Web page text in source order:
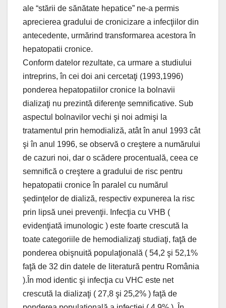
ale “stării de sănătate hepatice” ne-a permis
aprecierea gradului de cronicizare a infecţiilor din
antecedente, urmărind transformarea acestora în
hepatopatii cronice.
Conform datelor rezultate, ca urmare a studiului
intreprins, în cei doi ani cercetaţi (1993,1996)
ponderea hepatopatiilor cronice la bolnavii
dializaţi nu prezintă diferenţe semnificative. Sub
aspectul bolnavilor vechi şi noi admişi la
tratamentul prin hemodializă, atât în anul 1993 cât
şi în anul 1996, se observă o creştere a numărului
de cazuri noi, dar o scădere procentuală, ceea ce
semnifică o creştere a gradului de risc pentru
hepatopatii cronice în paralel cu numărul
şedinţelor de dializă, respectiv expunerea la risc
prin lipsă unei prevenţii. Infecţia cu VHB (
evidenţiată imunologic ) este foarte crescută la
toate categoriile de hemodializaţi studiaţi, faţă de
ponderea obişnuită populaţională ( 54,2 şi 52,1%
faţă de 32 din datele de literatură pentru România
).În mod identic şi infecţia cu VHC este net
crescută la dializaţi ( 27,8 şi 25,2% ) faţă de